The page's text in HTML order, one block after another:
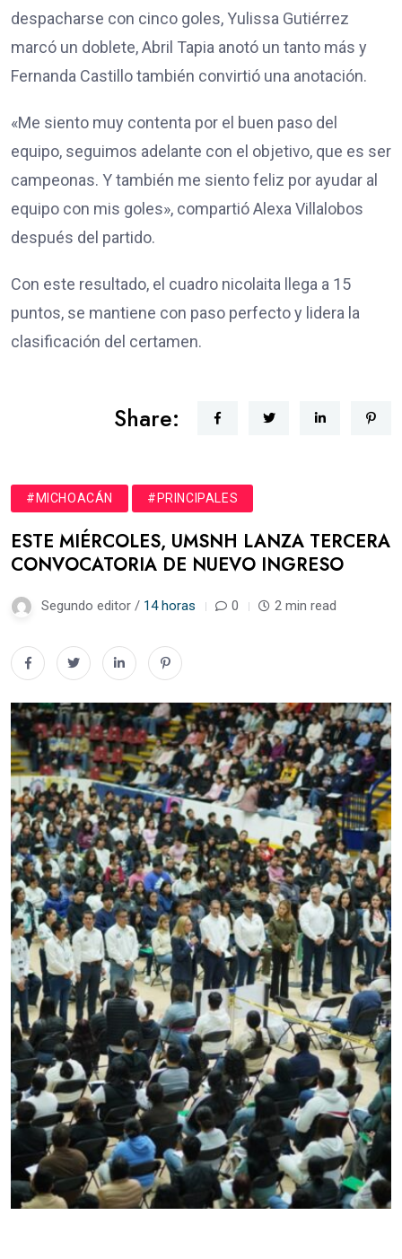
despacharse con cinco goles, Yulissa Gutiérrez
marcó un doblete, Abril Tapia anotó un tanto más y
Fernanda Castillo también convirtió una anotación.
«Me siento muy contenta por el buen paso del
equipo, seguimos adelante con el objetivo, que es ser
campeonas. Y también me siento feliz por ayudar al
equipo con mis goles», compartió Alexa Villalobos
después del partido.
Con este resultado, el cuadro nicolaita llega a 15
puntos, se mantiene con paso perfecto y lidera la
clasificación del certamen.
Share:
#MICHOACÁN #PRINCIPALES
ESTE MIÉRCOLES, UMSNH LANZA TERCERA
CONVOCATORIA DE NUEVO INGRESO
Segundo editor / 14 horas 0 2 min read